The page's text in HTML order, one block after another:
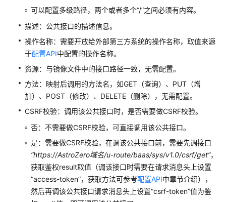
户
使
添
加
华
为
Astro
轻
用
开
发
者
用
可以配置多级路径，两个或者多个“/”之间必须有内容。
描述：公共接口的描述信息。
操作名称：需要开放给外部第三方系统的操作名称，取值来源
于配置API中配置的操作名称。
资源：与镜像文件中的接口路径一致，无需配置。
方法：映射后调用的方法名，如GET（查询）、PUT（增
加）、POST（修改）、DELETE（删除），无需配置。
CSRF校验：调用该公共接口时，是否需要做CSRF校验。
否：不需要做CSRF校验，可直接调用该公共接口。
是：需要做CSRF校验，在调该公共接口前，需要先调接口
“https://AstroZero域名/u-route/baas/sys/v1.0/csrf/get”，
获取鉴权result取值（调该接口时需要在请求消息头上设置
“access-token”，获取方法可参考配置API中章节介绍），
然后再调该公共接口请求消息头上设置“csrf-token”值为鉴